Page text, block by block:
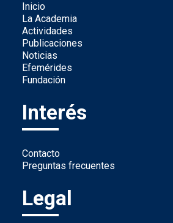
Inicio
La Academia
Actividades
Publicaciones
Noticias
Efemérides
Fundación
Interés
Contacto
Preguntas frecuentes
Legal